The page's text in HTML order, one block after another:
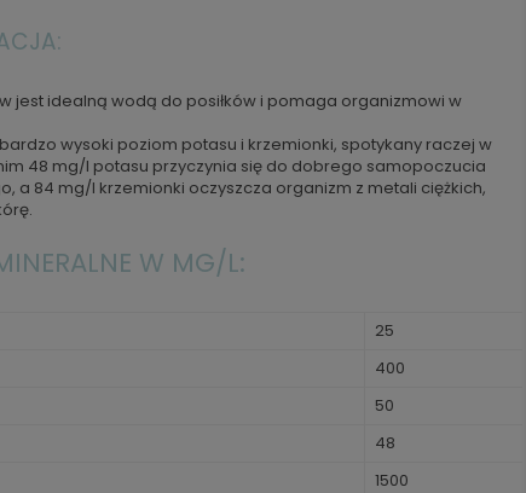
jest idealną wodą do posiłków i pomaga organizmowi w
wysoki poziom potasu i krzemionki, spotykany raczej w
48 mg/l potasu przyczynia się do dobrego samopoczucia
a 84 mg/l krzemionki oczyszcza organizm z metali ciężkich,
W MG/L:
25
400
50
48
1500